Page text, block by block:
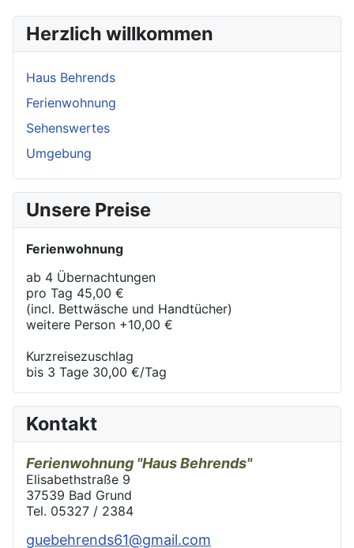
Herzlich willkommen
Haus Behrends
Ferienwohnung
Sehenswertes
Umgebung
Unsere Preise
Ferienwohnung
ab 4 Übernachtungen
pro Tag 45,00 €
(incl. Bettwäsche und Handtücher)
weitere Person +10,00 €
Kurzreisezuschlag
bis 3 Tage 30,00 €/Tag
Kontakt
Ferienwohnung "Haus Behrends"
Elisabethstraße 9
37539 Bad Grund
Tel. 05327 / 2384
guebehrends61@gmail.com